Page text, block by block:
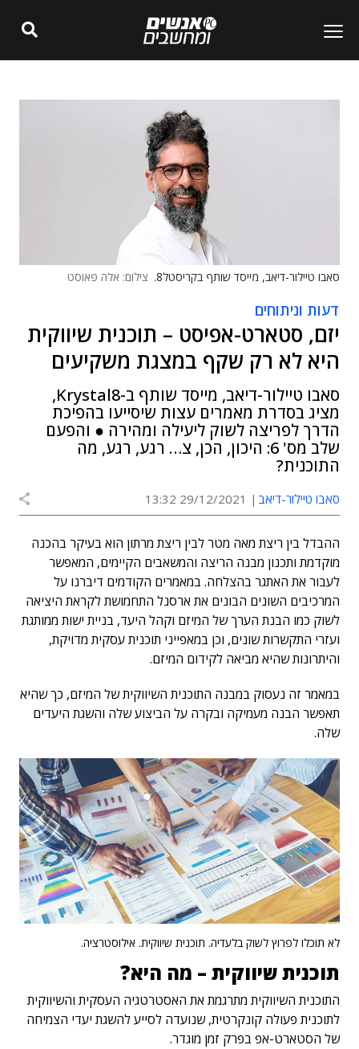
סאבו טיילור-דיאב, מייסד שותף בקריסטל8. צילום: אלה פאוסט
דעות וניתוחים
יזם, סטארט-אפיסט – תוכנית שיווקית
היא לא רק שקף במצגת משקיעים
סאבו טיילור-דיאב, מייסד שותף ב-Krystal8,
מציג בסדרת מאמרים עצות שיסייעו בהפיכת
הדרך לפריצה לשוק ליעילה ומהירה ● והפעם
שלב מס' 6: היכון, הכן, צ… רגע, רגע, מה
התוכנית?
סאבו טיילור-דיאב 29/12/2021 13:32
ההבדל בין ריצת מאה מטר לבין ריצת מרתון הוא בעיקר בהכנה
מוקדמת ותכנון מבנה הריצה והמשאבים הקיימים, המאפשר
לעבור את האתגר בהצלחה. במאמרים הקודמים דיברנו על
המרכיבים השונים הבונים את ארסנל התחמושת לקראת היציאה
לשוק כמו הבנת הערך של המיזם וקהל היעד, בניית ישות ממותגת
ועזרי התקשרות שונים, וכן במאפייני תוכנית עסקית מדויקת,
והיתרונות שהיא מביאה לקידום המיזם.
במאמר זה נעסוק במבנה התוכנית השיווקית של המיזם, כך שהיא
תאפשר הבנה מעמיקה ובקרה על הביצוע שלה והשגת היעדים
שלה.
לא תוכלו לפרוץ לשוק בלעדיה. תוכנית שיווקית. אילוסטרציה.
תוכנית שיווקית – מה היא?
התוכנית השיווקית מתרגמת את האסטרטגיה העסקית והשיווקית
לתוכנית פעולה קונקרטית, שנועדה לסייע להשגת יעדי הצמיחה
של הסטארט-אפ בפרק זמן מוגדר.